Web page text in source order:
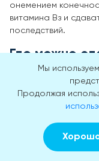
онемением
витамина Вз и
последствий.
Где можно
Для точного
необходимо
Важно выбирать
оборудованием,
точные
занимает один день,
Мы
Продолжая
Заказать звонок